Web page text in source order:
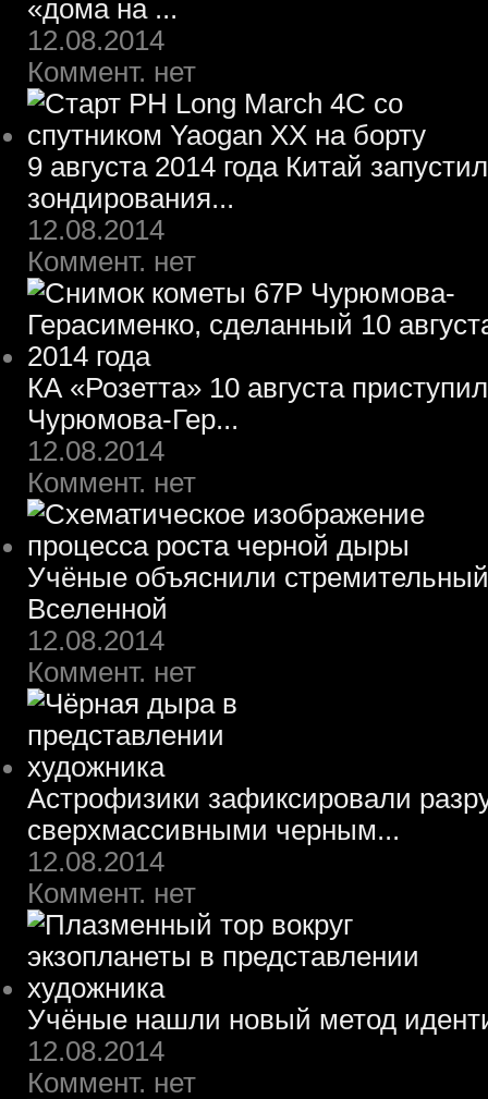
«дома на ...
12.08.2014
Коммент. нет
9 августа 2014 года Китай
зондирования...
12.08.2014
Коммент. нет
КА «Розетта» 10 августа
Чурюмова-Гер...
12.08.2014
Коммент. нет
Учёные объяснили
Вселенной
12.08.2014
Коммент. нет
Астрофизики зафиксировали
сверхмассивными черным...
12.08.2014
Коммент. нет
Учёные нашли новый метод
12.08.2014
Коммент. нет